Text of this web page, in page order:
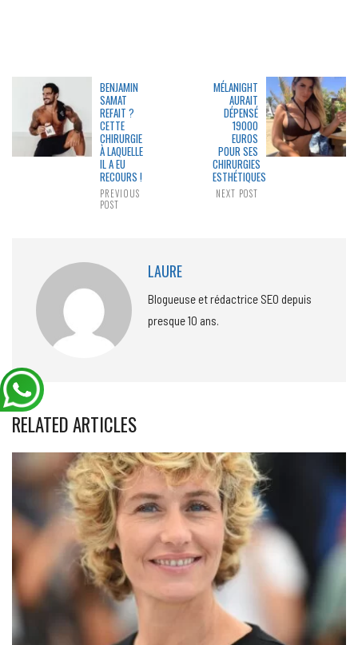
BENJAMIN
SAMAT
REFAIT ?
CETTE
CHIRURGIE
À LAQUELLE
IL A EU
RECOURS !
PREVIOUS
POST
MÉLANIGHT
AURAIT
DÉPENSÉ
19000
EUROS
POUR SES
CHIRURGIES
ESTHÉTIQUES
NEXT POST
LAURE
Blogueuse et rédactrice SEO depuis
presque 10 ans.
RELATED ARTICLES